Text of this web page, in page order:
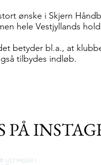
ønske i Skjern
hele Vestjyllands
betyder bl.a., at
tilbydes indløb.
PÅ